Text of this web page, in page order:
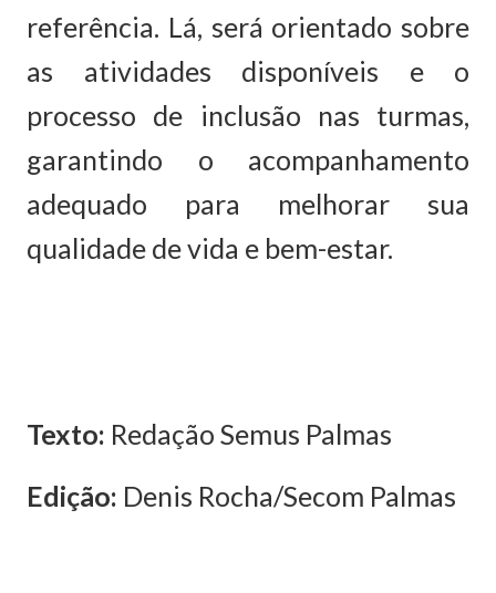
referência. Lá, será orientado sobre
as atividades disponíveis e o
processo de inclusão nas turmas,
garantindo o acompanhamento
adequado para melhorar sua
qualidade de vida e bem-estar.
Texto: Redação Semus Palmas
Edição: Denis Rocha/Secom Palmas